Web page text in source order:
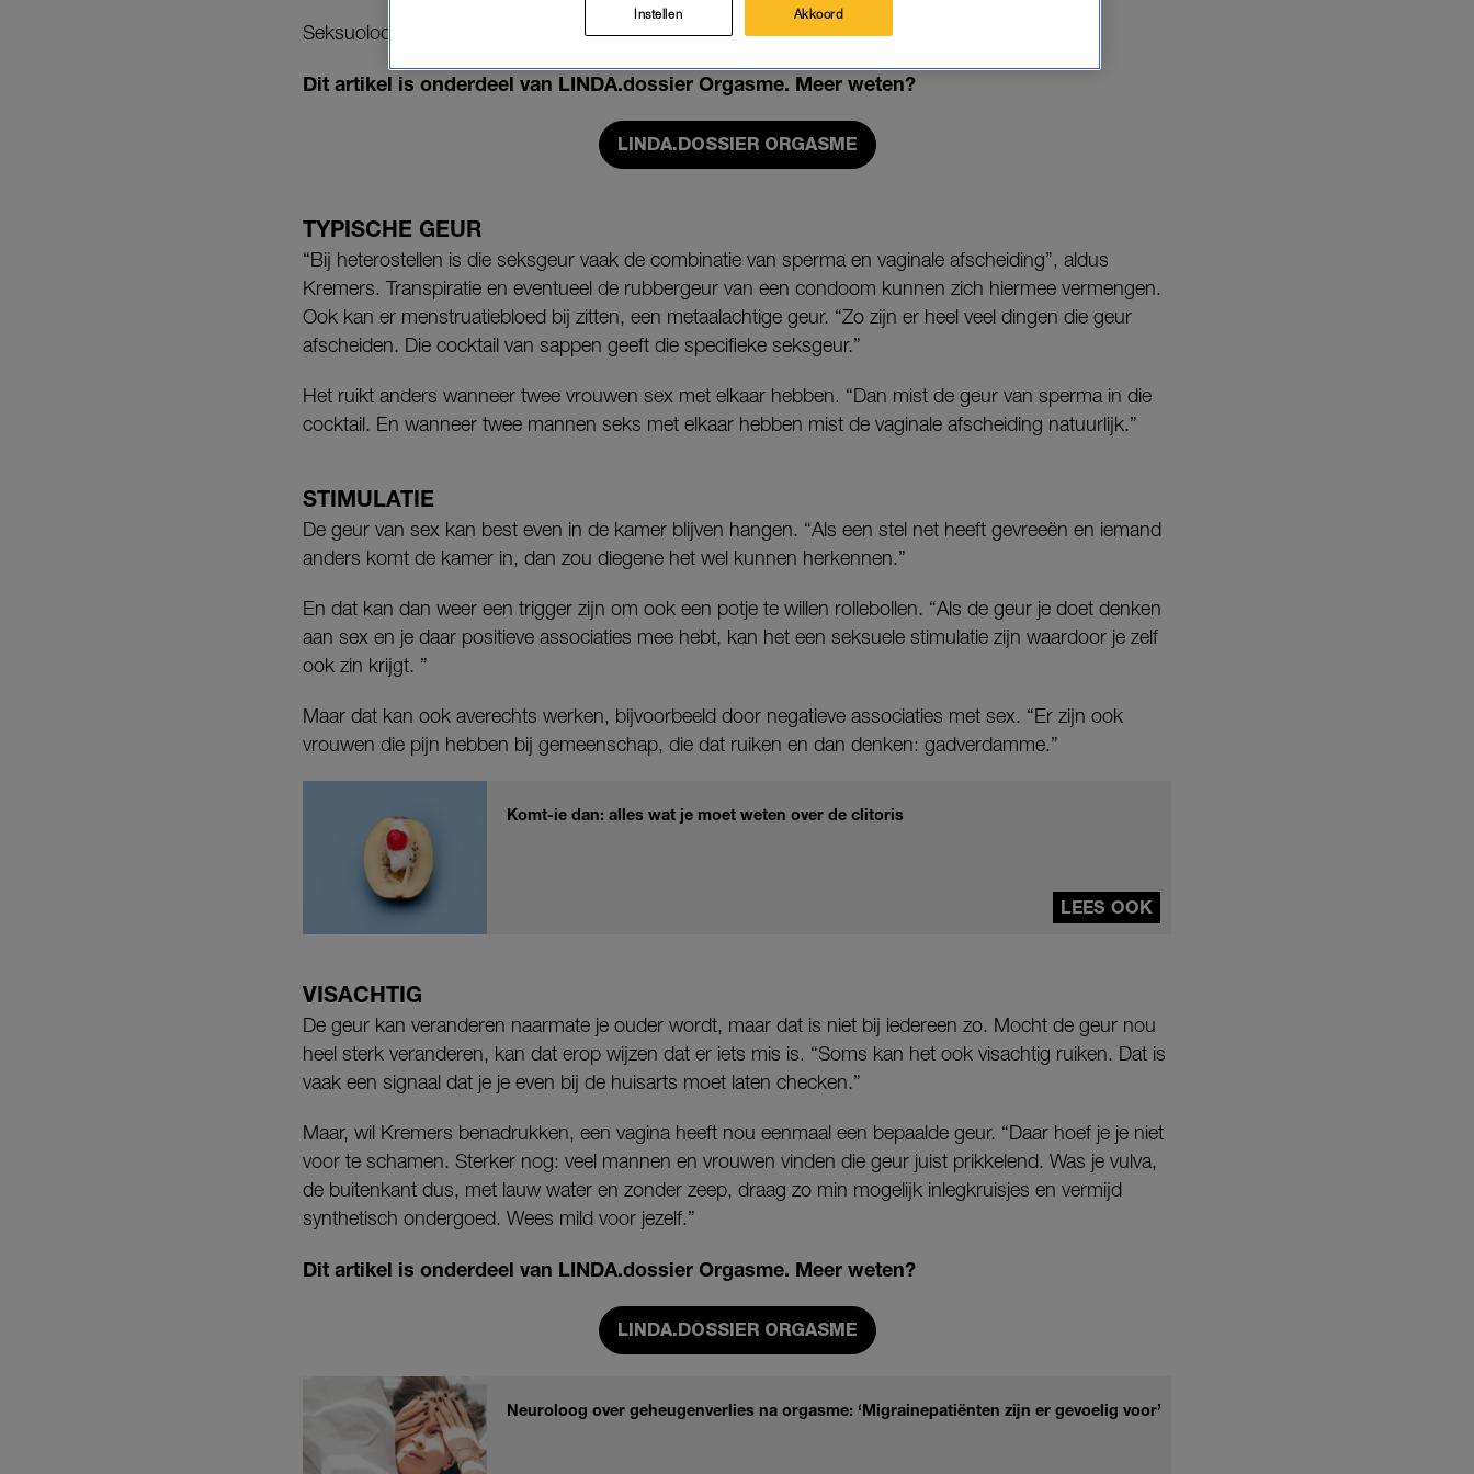
Seksuoloog Astrid Kremers legt het ons in geuren en kleuren uit.
Dit artikel is onderdeel van LINDA.dossier Orgasme. Meer weten?
LINDA.DOSSIER ORGASME
TYPISCHE GEUR
“Bij heterostellen is die seksgeur vaak de combinatie van sperma en vaginale afscheiding”, aldus
Kremers. Transpiratie en eventueel de rubbergeur van een condoom kunnen zich hiermee vermengen.
Ook kan er menstruatiebloed bij zitten, een metaalachtige geur. “Zo zijn er heel veel dingen die geur
afscheiden. Die cocktail van sappen geeft die specifieke seksgeur.”
Het ruikt anders wanneer twee vrouwen sex met elkaar hebben. “Dan mist de geur van sperma in die
cocktail. En wanneer twee mannen seks met elkaar hebben mist de vaginale afscheiding natuurlijk.”
STIMULATIE
De geur van sex kan best even in de kamer blijven hangen. “Als een stel net heeft gevreeën en iemand
anders komt de kamer in, dan zou diegene het wel kunnen herkennen.”
En dat kan dan weer een trigger zijn om ook een potje te willen rollebollen. “Als de geur je doet denken
aan sex en je daar positieve associaties mee hebt, kan het een seksuele stimulatie zijn waardoor je zelf
ook zin krijgt. ”
Maar dat kan ook averechts werken, bijvoorbeeld door negatieve associaties met sex. “Er zijn ook
vrouwen die pijn hebben bij gemeenschap, die dat ruiken en dan denken: gadverdamme.”
Komt-ie dan: alles wat je moet weten over de clitoris
LEES OOK
VISACHTIG
De geur kan veranderen naarmate je ouder wordt, maar dat is niet bij iedereen zo. Mocht de geur nou
heel sterk veranderen, kan dat erop wijzen dat er iets mis is. “Soms kan het ook visachtig ruiken. Dat is
vaak een signaal dat je je even bij de huisarts moet laten checken.”
Maar, wil Kremers benadrukken, een vagina heeft nou eenmaal een bepaalde geur. “Daar hoef je je niet
voor te schamen. Sterker nog: veel mannen en vrouwen vinden die geur juist prikkelend. Was je vulva,
de buitenkant dus, met lauw water en zonder zeep, draag zo min mogelijk inlegkruisjes en vermijd
synthetisch ondergoed. Wees mild voor jezelf.”
Dit artikel is onderdeel van LINDA.dossier Orgasme. Meer weten?
LINDA.DOSSIER ORGASME
Neuroloog over geheugenverlies na orgasme: ‘Migrainepatiënten zijn er gevoelig voor’
Instellen Akkoord